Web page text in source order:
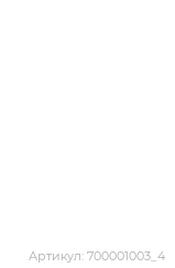
Артикул: 700001003_4